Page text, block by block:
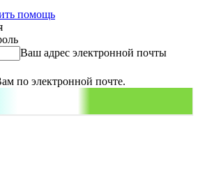
помощь
Ваш адрес электронной почты
по электронной почте.